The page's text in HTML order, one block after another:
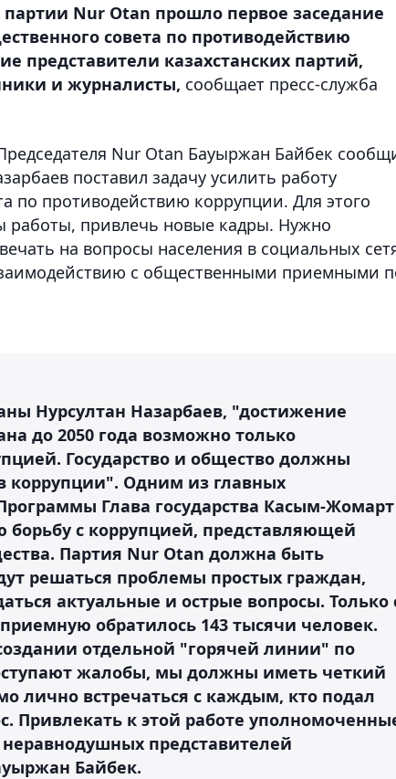
Nur Otan прошло первое заседание
совета по противодействию
представители казахстанских партий,
и журналисты, сообщает пресс-служба
Nur Otan Бауыржан Байбек
поставил задачу усилить работу
по противодействию коррупции. Для этого
привлечь новые кадры. Нужно
на вопросы населения в социальных
с общественными приемными
Нурсултан Назарбаев, "достижение
до 2050 года возможно только
Государство и общество должны
коррупции". Одним из главных
Глава государства Касым-Жомарт
борьбу с коррупцией, представляющей
Партия Nur Otan должна быть
решаться проблемы простых граждан,
актуальные и острые вопросы. Только
обратилось 143 тысячи человек.
отдельной "горячей линии" по
жалобы, мы должны иметь четкий
лично встречаться с каждым, кто подал
Привлекать к этой работе
представителей
Байбек.